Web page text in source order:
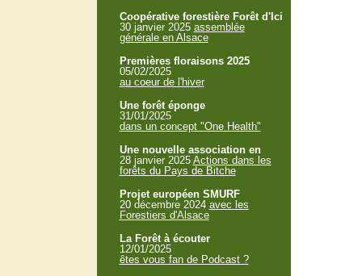
Coopérative forestière Forêt d'Ici
30 janvier 2025 assemblée
générale en Alsace
Premières floraisons 2025
05/02/2025
au coeur de l'hiver
Une forêt éponge
31/01/2025
dans un concept "One Health"
Une nouvelle association en
28 janvier 2025 Actions dans les
forêts du Pays de Bitche
Projet européen SMURF
20 décembre 2024 avec les
Forestiers d'Alsace
La Forêt à écouter
12/01/2025
êtes vous fan de Podcast ?